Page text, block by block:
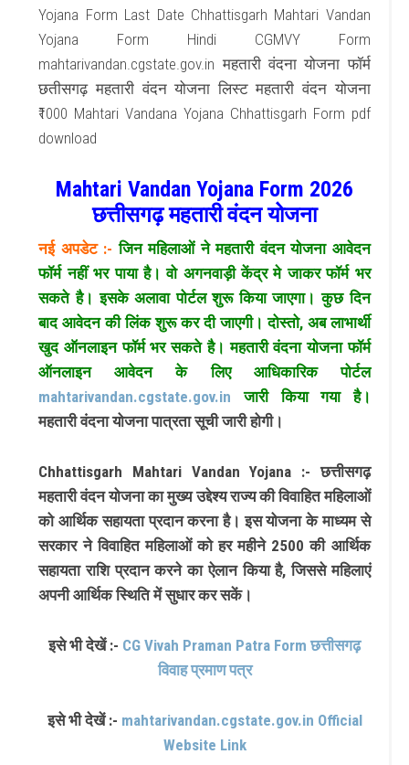
Yojana Form Last Date Chhattisgarh Mahtari Vandan
Yojana Form Hindi CGMVY Form
mahtarivandan.cgstate.gov.in महतारी वंदना योजना फॉर्म
छतीसगढ़ महतारी वंदन योजना लिस्ट महतारी वंदन योजना
₹1000 Mahtari Vandana Yojana Chhattisgarh Form pdf
download
Mahtari Vandan Yojana Form 2026
छत्तीसगढ़ महतारी वंदन योजना
नई अपडेट :- जिन महिलाओं ने महतारी वंदन योजना आवेदन
फॉर्म नहीं भर पाया है। वो अगनवाड़ी केंद्र मे जाकर फॉर्म भर
सकते है। इसके अलावा पोर्टल शुरू किया जाएगा। कुछ दिन
बाद आवेदन की लिंक शुरू कर दी जाएगी। दोस्तो, अब लाभार्थी
खुद ऑनलाइन फॉर्म भर सकते है। महतारी वंदना योजना फॉर्म
ऑनलाइन आवेदन के लिए आधिकारिक पोर्टल
mahtarivandan.cgstate.gov.in जारी किया गया है।
महतारी वंदना योजना पात्रता सूची जारी होगी।
Chhattisgarh Mahtari Vandan Yojana :- छत्तीसगढ़
महतारी वंदन योजना का मुख्य उद्देश्य राज्य की विवाहित महिलाओं
को आर्थिक सहायता प्रदान करना है। इस योजना के माध्यम से
सरकार ने विवाहित महिलाओं को हर महीने 2500 की आर्थिक
सहायता राशि प्रदान करने का ऐलान किया है, जिससे महिलाएं
अपनी आर्थिक स्थिति में सुधार कर सकें।
इसे भी देखें :- CG Vivah Praman Patra Form छत्तीसगढ़
विवाह प्रमाण पत्र
इसे भी देखें :- mahtarivandan.cgstate.gov.in Official
Website Link